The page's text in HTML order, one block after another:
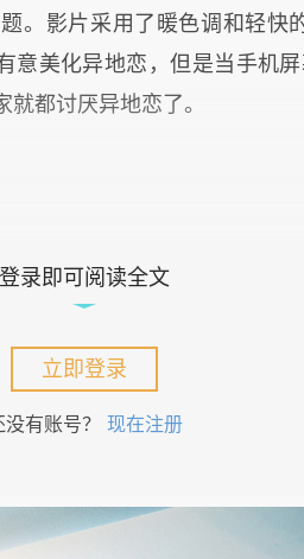
。影片采用了暖色调和轻快
意美化异地恋，但是当手机
都讨厌异地恋了。
能收获不错的观众缘。毫无疑
也依托于手机成为异地恋的标
登录即可阅读全文
立即登录
没有账号？ 现在注册